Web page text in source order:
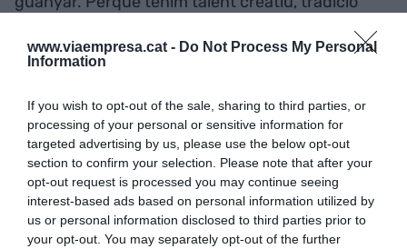
www.viaempresa.cat - Do Not Process My Personal
Information
If you wish to opt-out of the sale, sharing to third parties, or
processing of your personal or sensitive information for
targeted advertising by us, please use the below opt-out
section to confirm your selection. Please note that after your
opt-out request is processed you may continue seeing
interest-based ads based on personal information utilized by
us or personal information disclosed to third parties prior to
your opt-out. You may separately opt-out of the further
narrativa, i capacitat tècnica. És veritat que la
baixada d’aquesta onada ens ha afectat amb el
algunes empreses, però és normal: quan el món
del videojoc es constipa, el mínim que podem fer
és esternudar, si estem connectats amb ell. No
pretenem ser un gegant com el Japó o els Estats
Units, però podem ser un territoriboutiqueamb
veu pròpia al món.